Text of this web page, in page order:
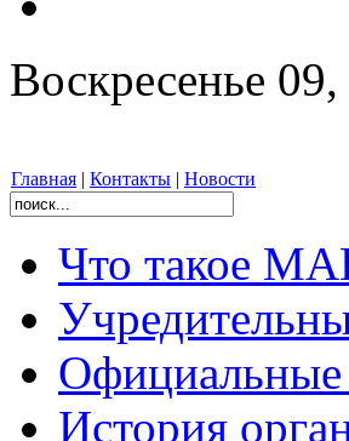
Воскресенье
Главная | Контакты | Новости
Что такое
Официальные
История